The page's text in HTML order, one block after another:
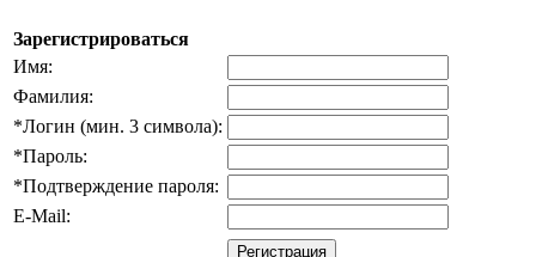
Зарегистрироваться
Имя:
Фамилия:
*Логин (мин. 3 символа):
*Пароль:
*Подтверждение пароля:
E-Mail: